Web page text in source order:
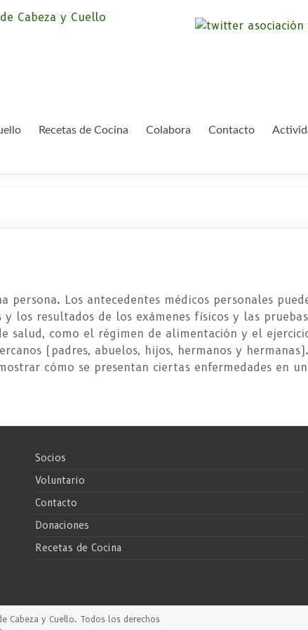
Asociación
Somos la Asociación Española
asociación sin animo de lucro
Recetas de Cocina Colabora Contacto
persona. Los antecedentes médicos personales
y los resultados de los exámenes físicos y las
salud, como el régimen de alimentación y el
(padres, abuelos, hijos, hermanos y
cómo se presentan ciertas enfermedades en
Socios
Voluntario
Contacto
Donaciones
Recetas de Cocina
Cabeza y Cuello. Todos los derechos